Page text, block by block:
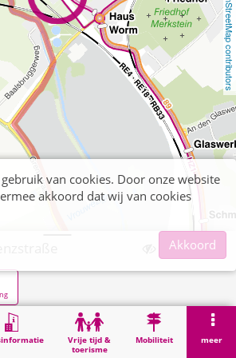
OpenStreetMap contributors
Vrije tijd &
toerisme
Mobiliteit meer
Grenzstraße
van cookies. Door onze website
akkoord dat wij van cookies
Akkoord